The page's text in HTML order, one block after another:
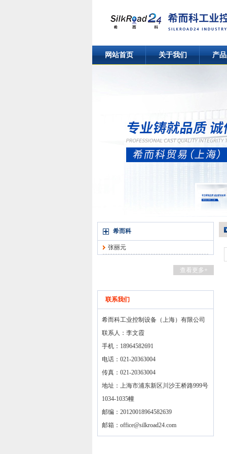
网站首页 关于我们 产
希而科
张丽元
查看更多+
联系我们
希而科工业控制设备（上海）有限公司
联系人：李文霞
手机：18964582691
电话：021-20363004
传真：021-20363004
地址：上海市浦东新区川沙王桥路999号
1034-1035幢
邮编：20120018964582639
邮箱： office@silkroad24.com